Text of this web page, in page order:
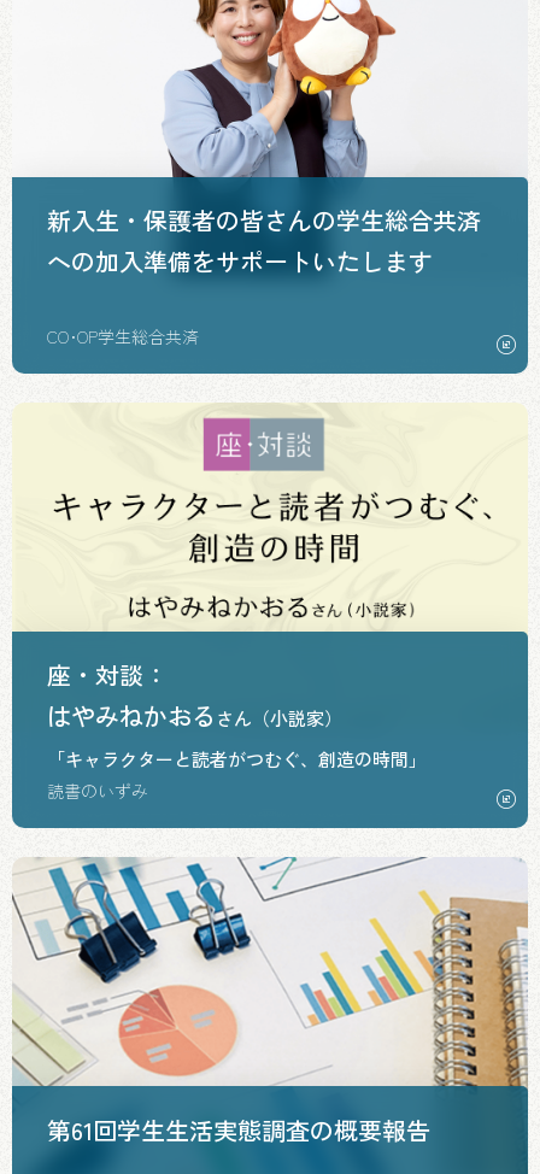
新入生・保護者の皆さんの学生総合共済
への加入準備をサポートいたします
CO･OP学生総合共済
座・対談：
はやみねかおる さん（小説家）
「キャラクターと読者がつむぐ、創造の時間」
読書のいずみ
第61回学生生活実態調査の概要報告